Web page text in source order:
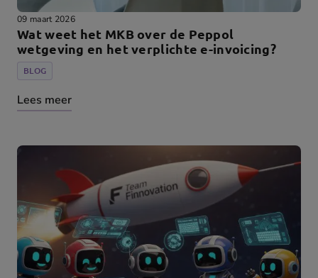
09 maart 2026
Wat weet het MKB over de Peppol
wetgeving en het verplichte e-invoicing?
BLOG
Lees meer